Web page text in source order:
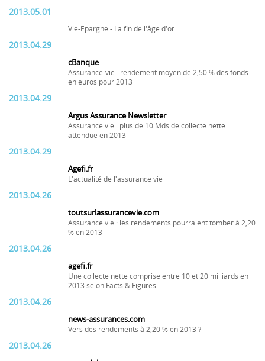
2013.05.01
Vie-Epargne - La fin de l'âge d'or
2013.04.29
cBanque
Assurance-vie : rendement moyen de 2,50 % des fonds
en euros pour 2013
2013.04.29
Argus Assurance Newsletter
Assurance vie : plus de 10 Mds de collecte nette
attendue en 2013
2013.04.29
Agefi.fr
L'actualité de l'assurance vie
2013.04.26
toutsurlassurancevie.com
Assurance vie : les rendements pourraient tomber à 2,20
% en 2013
2013.04.26
agefi.fr
Une collecte nette comprise entre 10 et 20 milliards en
2013 selon Facts & Figures
2013.04.26
news-assurances.com
Vers des rendements à 2,20 % en 2013 ?
2013.04.26